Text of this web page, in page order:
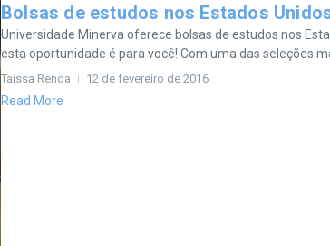
Bolsas de estudos nos Estados
Universidade Minerva oferece bolsas de estudos nos
esta oportunidade é para você! Com uma das seleções
Taissa Renda 12 de fevereiro de 2016
Read More